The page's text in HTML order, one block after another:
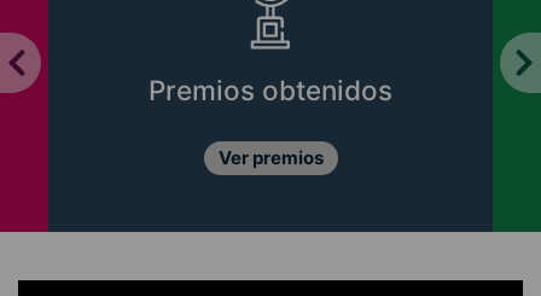
Premios obtenidos
Ver premios